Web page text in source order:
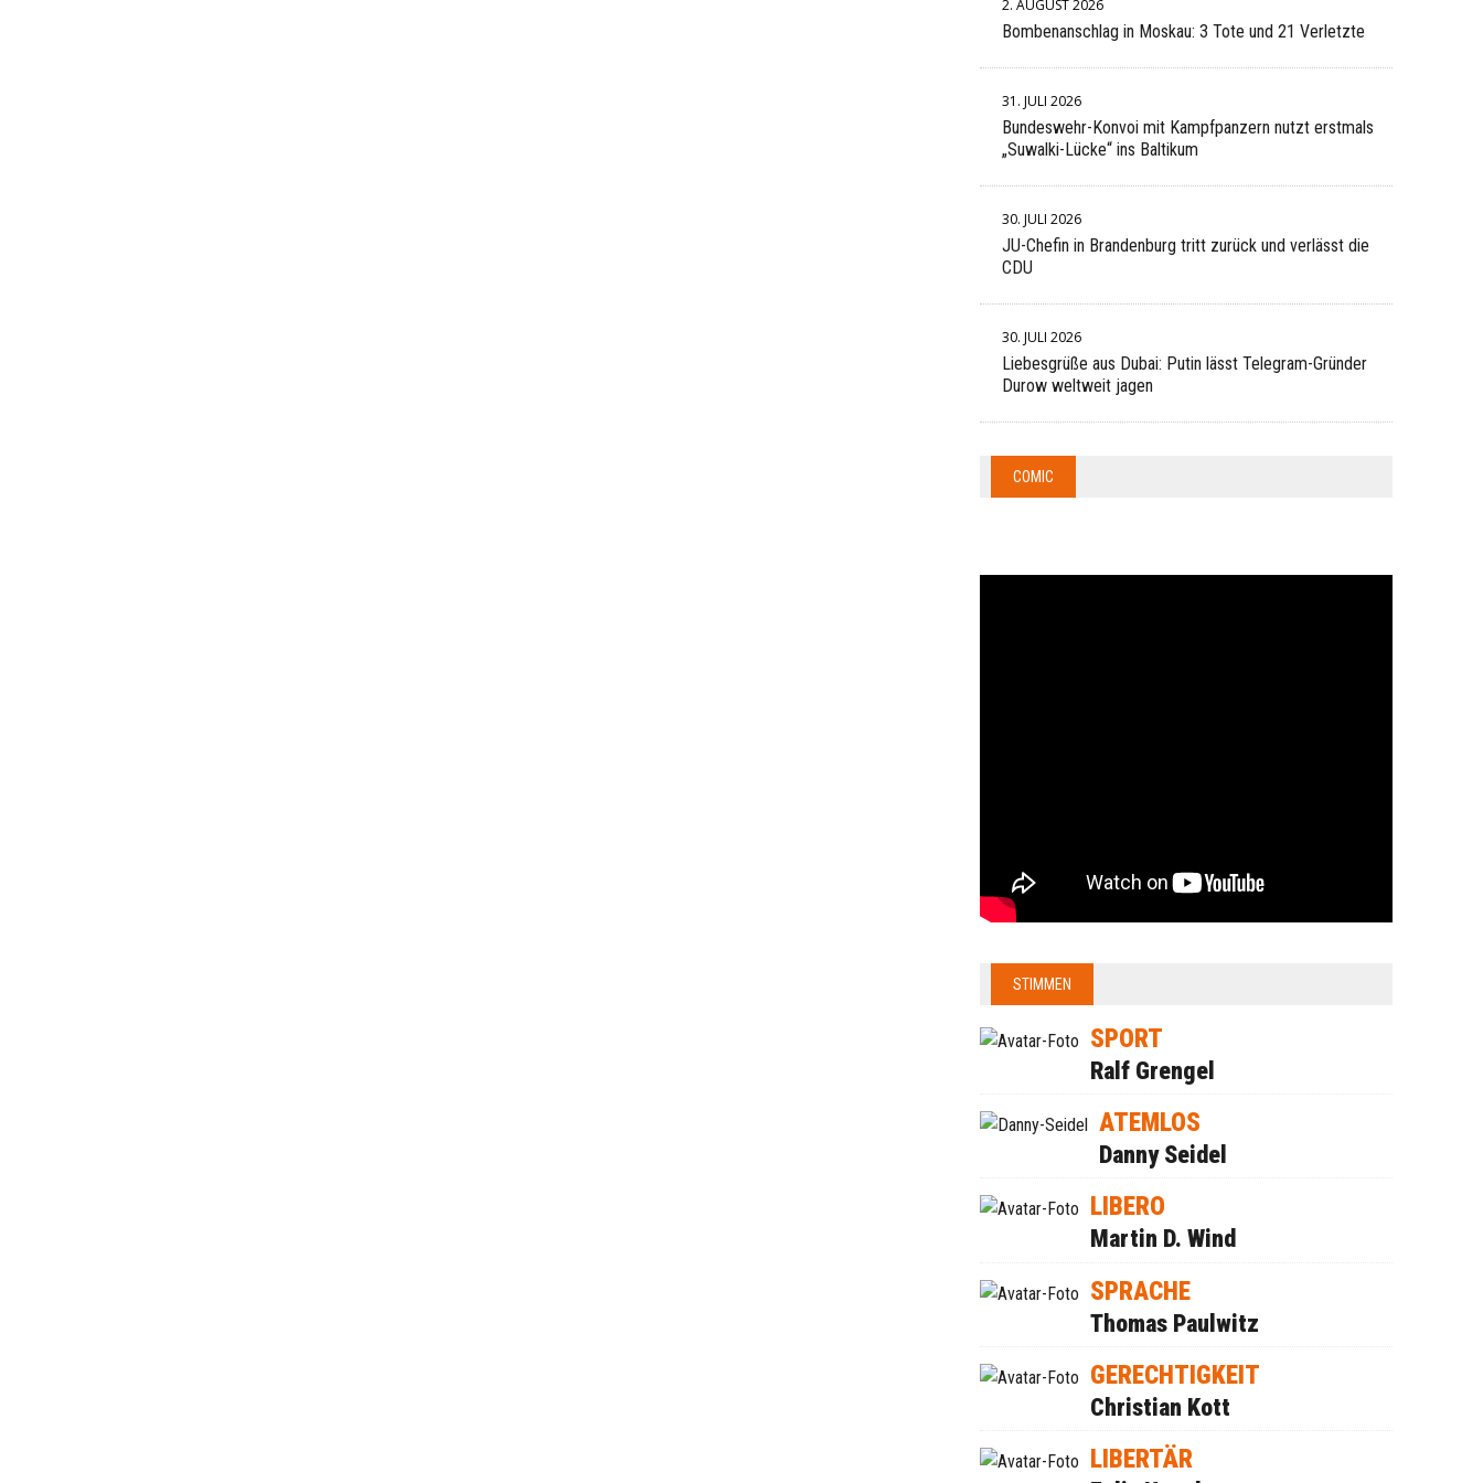
2. AUGUST 2026
Bombenanschlag in Moskau: 3 Tote und 21 Verletzte
31. JULI 2026
Bundeswehr-Konvoi mit Kampfpanzern nutzt erstmals
„Suwalki-Lücke“ ins Baltikum
30. JULI 2026
JU-Chefin in Brandenburg tritt zurück und verlässt die
CDU
30. JULI 2026
Liebesgrüße aus Dubai: Putin lässt Telegram-Gründer
Durow weltweit jagen
COMIC
STIMMEN
SPORT
Ralf Grengel
ATEMLOS
Danny Seidel
LIBERO
Martin D. Wind
SPRACHE
Thomas Paulwitz
GERECHTIGKEIT
Christian Kott
LIBERTÄR